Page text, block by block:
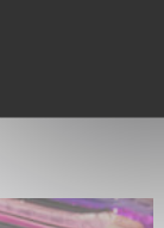
L'exploitante
à fort